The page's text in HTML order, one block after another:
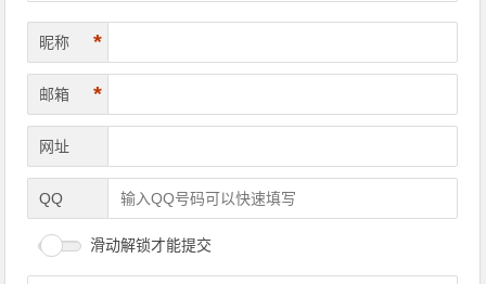
昵称 *
邮箱 *
网址
QQ
滑动解锁才能提交